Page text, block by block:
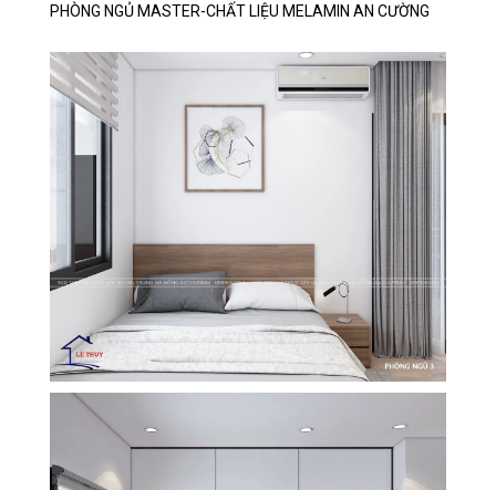
PHÒNG NGỦ MASTER-CHẤT LIỆU MELAMIN AN CƯỜNG